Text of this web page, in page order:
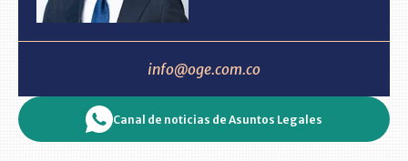
info@oge.com.co
Canal de noticias de Asuntos Legales